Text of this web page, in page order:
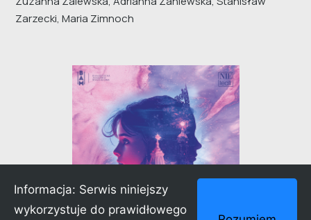
Zarzecki, Maria Zimnoch
Informacja: Serwis niniejszy
wykorzystuje do prawidłowego